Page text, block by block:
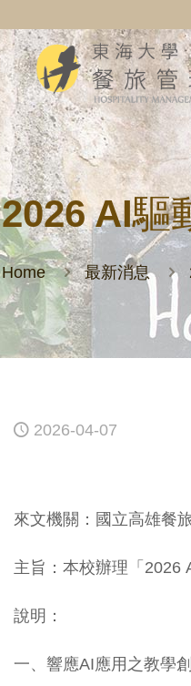
2026 AI驅
Home 最新消息
2026-04-07
來文機關：國立高雄餐
主旨：本校辦理「2026
說明：
一、響應AI應用之教學